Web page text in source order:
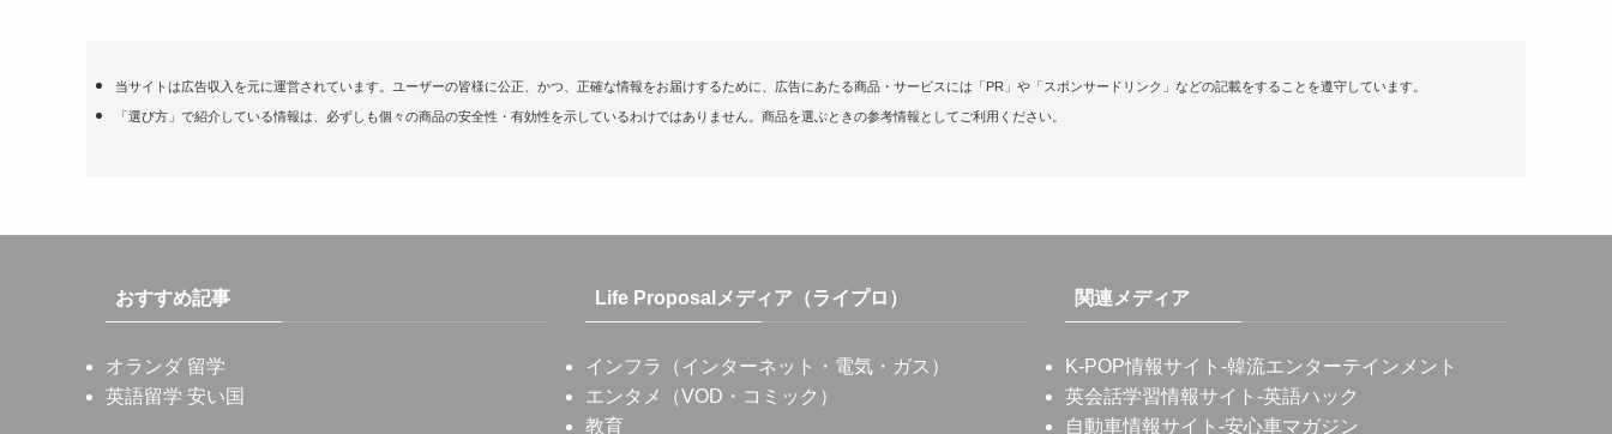
当サイトは広告収入を元に運営されています。ユーザーの皆様に公正、かつ、正確な情報をお届けするために、広告にあたる商品・サービスには「PR」や「スポンサードリンク」などの記載をすることを遵守しています。
「選び方」で紹介している情報は、必ずしも個々の商品の安全性・有効性を示しているわけではありません。商品を選ぶときの参考情報としてご利用ください。
おすすめ記事
オランダ 留学
英語留学 安い国
Life Proposalメディア（ライプロ）
インフラ（インターネット・電気・ガス）
エンタメ（VOD・コミック）
教育
関連メディア
K-POP情報サイト -韓流エンターテインメント
英会話学習情報サイト -英語ハック
自動車情報サイト -安心車マガジン